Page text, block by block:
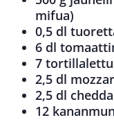
mifua)
0,5 dl
6 dl
7
2,5 dl
2,5 dl
12